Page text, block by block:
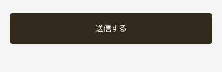
送信する